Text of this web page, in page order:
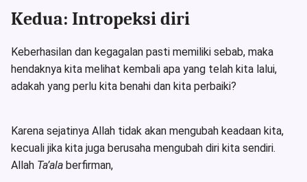
Kedua: Intropeksi diri
Keberhasilan dan kegagalan pasti memiliki sebab, maka
hendaknya kita melihat kembali apa yang telah kita lalui,
adakah yang perlu kita benahi dan kita perbaiki?
Karena sejatinya Allah tidak akan mengubah keadaan kita,
kecuali jika kita juga berusaha mengubah diri kita sendiri.
Allah Ta’ala berfirman,